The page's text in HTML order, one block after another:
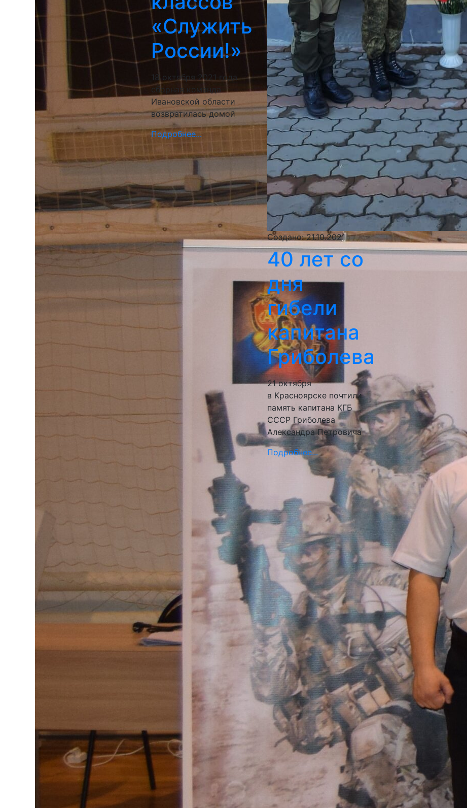
«Служить
России!»
18 октября 2021 года
сборная команда
Ивановской области
возвратилась домой
Подробнее...
Создано: 21.10.2021
40 лет со
дня
гибели
капитана
Гриболева
21 октября
в Красноярске почтили
память капитана КГБ
СССР Гриболева
Александра Петровича
Подробнее...